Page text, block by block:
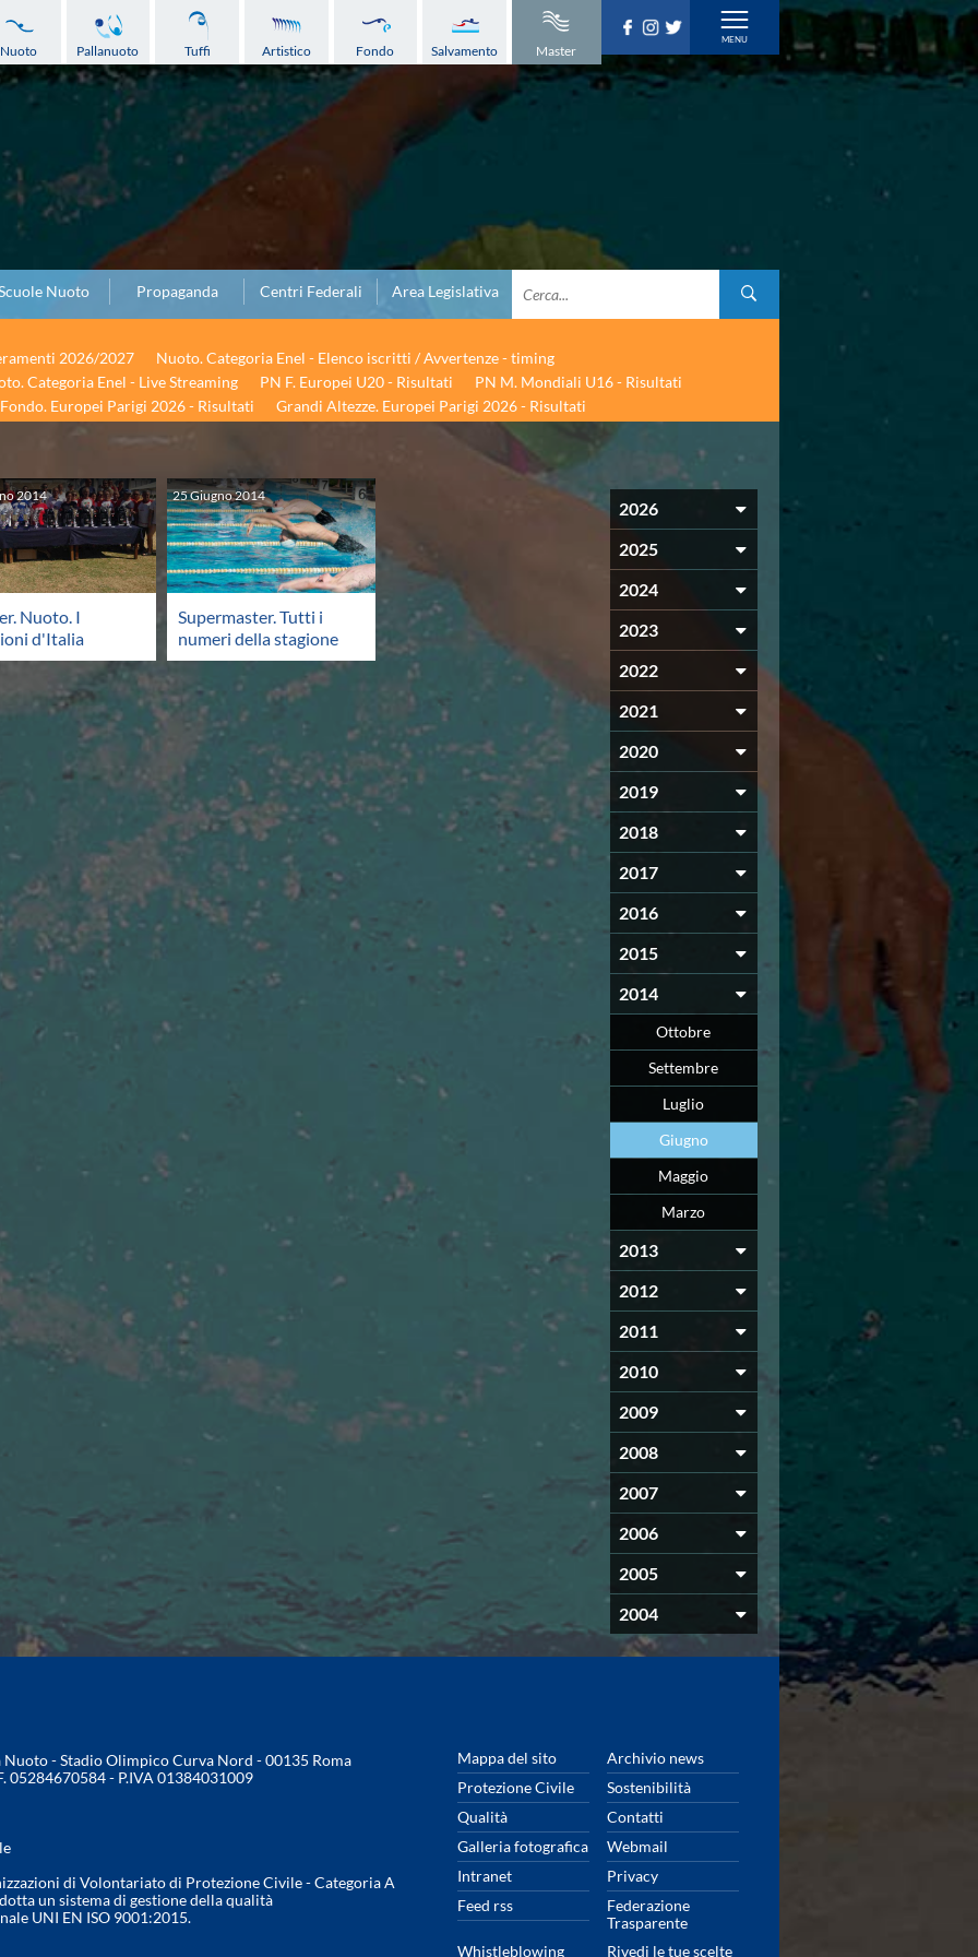
Nuoto Pallanuoto Tuffi Artistico Fondo Salvamento Master
Nuoto Propaganda Centri Federali Area Legislativa
2026/2027
Nuoto. Categoria Enel - Elenco iscritti / Avvertenze - timing
Categoria Enel - Live Streaming PN F. Europei U20 - Risultati
PN M. Mondiali U16 - Risultati
Fondo. Europei Parigi 2026 - Risultati Grandi Altezze. Europei Parigi 2026 - Risultati
2014
Nuoto. I
d'Italia
25Giugno2014
Supermaster. Tutti i
numeri della stagione
2026
2025
2024
2023
2022
2021
2020
2019
2018
2017
2016
2015
2014
Ottobre
Settembre
Luglio
Giugno
Maggio
Marzo
2013
2012
2011
2010
2009
2008
2007
2006
2005
2004
- Stadio Olimpico Curva Nord - 00135 Roma
05284670584 - P.IVA 01384031009
di Volontariato di Protezione Civile - Categoria A
un sistema di gestione della qualità
UNI EN ISO 9001:2015.
Mappa del sito
Archivio news
Protezione Civile
Sostenibilità
Qualità
Contatti
Galleria fotografica
Webmail
Intranet
Privacy
Feed rss
Federazione
Trasparente
Whistleblowing
Rivedi le tue scelte